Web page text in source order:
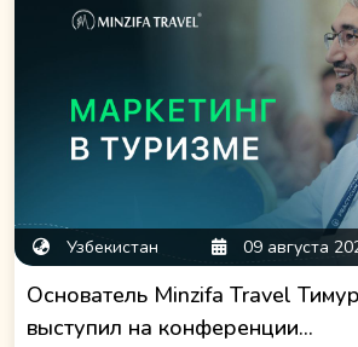
Узбекистан 09 августа
Основатель Minzifa Travel
выступил на конференции...